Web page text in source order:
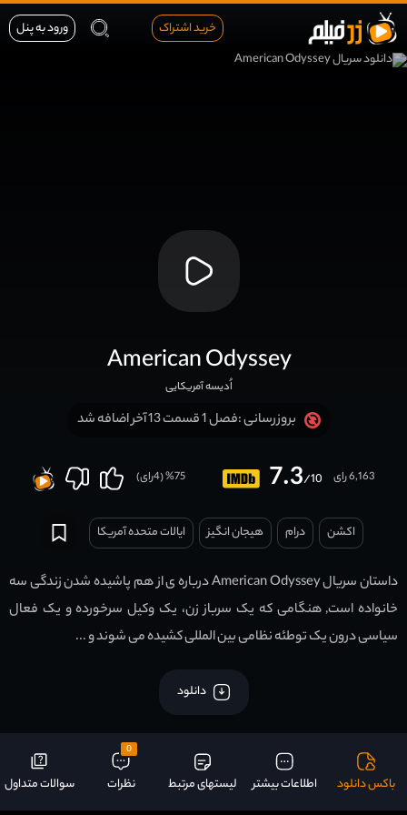
خرید اشتراک ورود به پنل
American Odyssey
اُدیسه آمریکایی
بروزرسانی :فصل 1 قسمت 13 آخر اضافه شد
7.3/10 6,163 رای 75
% (
4رای)
اکشن درام هیجان انگیز ایالات متحده آمریکا
داستان سریال American Odyssey درباره ی از هم پاشیده شدن زندگی سه
خانواده است, هنگامی که یک سرباز زن، یک وکیل سرخورده و یک فعال
سیاسی درون یک توطئه نظامی بین المللی کشیده می شوند و ...
دانلود
باکس دانلود اطلاعات بیشتر لیستهای مرتبط
0
نظرات سوالات متداول